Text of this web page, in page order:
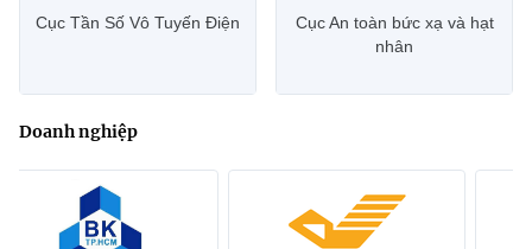
Cục Tần Số Vô Tuyến Điện
Cục An toàn bức xạ và hạt
nhân
Doanh nghiệp